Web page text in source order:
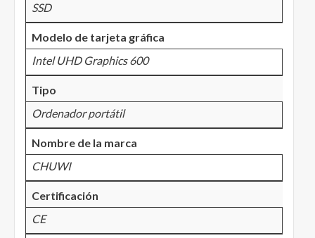
SSD
Modelo de tarjeta gráfica
Intel UHD Graphics 600
Tipo
Ordenador portátil
Nombre de la marca
CHUWI
Certificación
CE